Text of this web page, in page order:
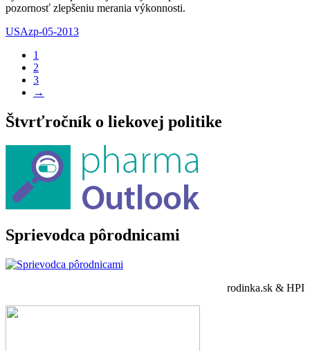
pozornosť zlepšeniu merania výkonnosti.
USAzp-05-2013
1
2
3
→
Štvrťročník o liekovej politike
Sprievodca pôrodnicami
rodinka.sk & HPI